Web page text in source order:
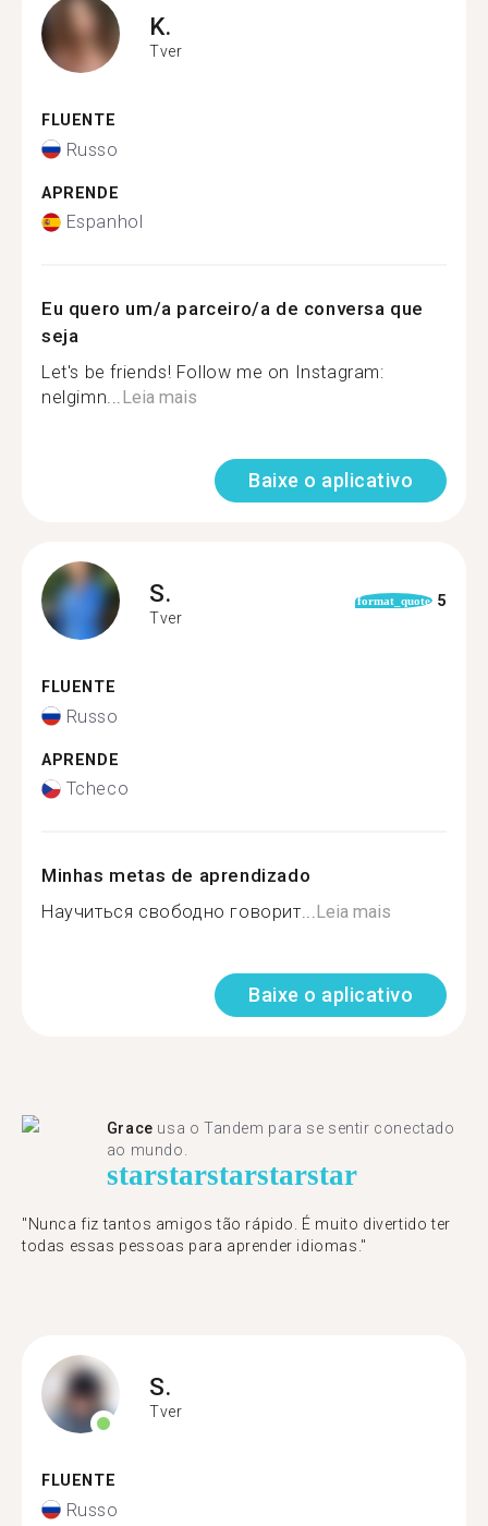
K.
Tver
FLUENTE
Russo
APRENDE
Espanhol
Eu quero um/a parceiro/a de conversa que
seja
Let's be friends! Follow me on Instagram:
nelgimn...Leia mais
Baixe o aplicativo
S.
Tver
format_quote 5
FLUENTE
Russo
APRENDE
Tcheco
Minhas metas de aprendizado
Научиться свободно говорит...Leia mais
Baixe o aplicativo
Grace usa o Tandem para se sentir conectado
ao mundo.
starstarstarstarstar
"Nunca fiz tantos amigos tão rápido. É muito divertido ter
todas essas pessoas para aprender idiomas."
S.
Tver
FLUENTE
Russo